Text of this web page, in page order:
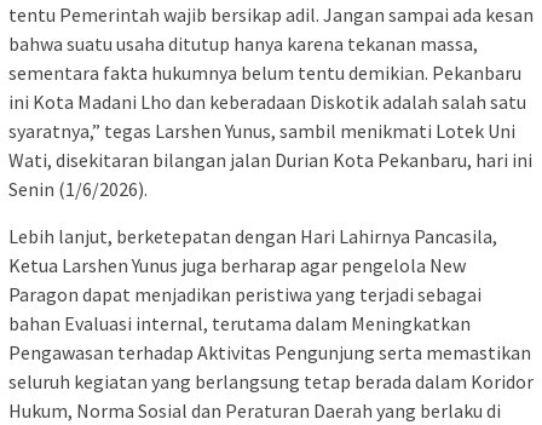
tentu Pemerintah wajib bersikap adil. Jangan sampai ada kesan
bahwa suatu usaha ditutup hanya karena tekanan massa,
sementara fakta hukumnya belum tentu demikian. Pekanbaru
ini Kota Madani Lho dan keberadaan Diskotik adalah salah satu
syaratnya,” tegas Larshen Yunus, sambil menikmati Lotek Uni
Wati, disekitaran bilangan jalan Durian Kota Pekanbaru, hari ini
Senin (1/6/2026).
Lebih lanjut, berketepatan dengan Hari Lahirnya Pancasila,
Ketua Larshen Yunus juga berharap agar pengelola New
Paragon dapat menjadikan peristiwa yang terjadi sebagai
bahan Evaluasi internal, terutama dalam Meningkatkan
Pengawasan terhadap Aktivitas Pengunjung serta memastikan
seluruh kegiatan yang berlangsung tetap berada dalam Koridor
Hukum, Norma Sosial dan Peraturan Daerah yang berlaku di